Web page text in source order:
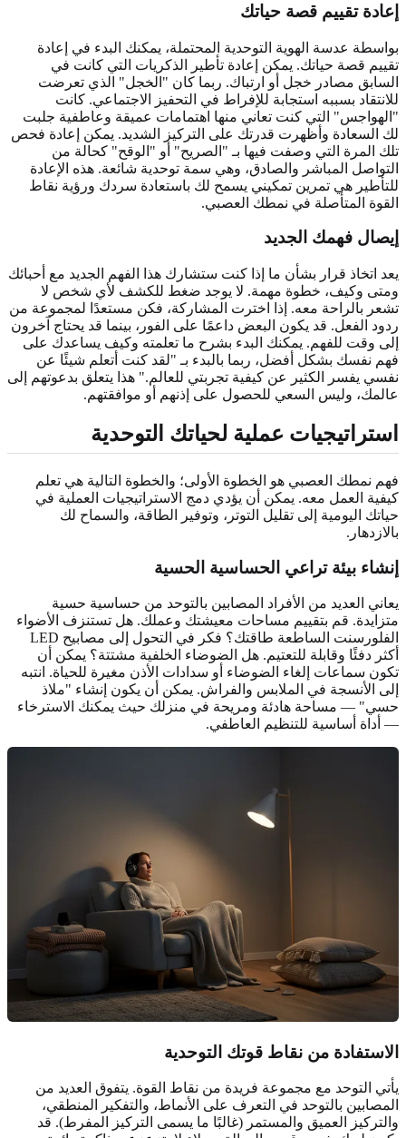
إعادة تقييم قصة حياتك
بواسطة عدسة الهوية التوحدية المحتملة، يمكنك البدء في إعادة
تقييم قصة حياتك. يمكن إعادة تأطير الذكريات التي كانت في
السابق مصادر خجل أو ارتباك. ربما كان "الخجل" الذي تعرضت
للانتقاد بسببه استجابة للإفراط في التحفيز الاجتماعي. كانت
"الهواجس" التي كنت تعاني منها اهتمامات عميقة وعاطفية جلبت
لك السعادة وأظهرت قدرتك على التركيز الشديد. يمكن إعادة فحص
تلك المرة التي وصفت فيها بـ "الصريح" أو "الوقح" كحالة من
التواصل المباشر والصادق، وهي سمة توحدية شائعة. هذه الإعادة
للتأطير هي تمرين تمكيني يسمح لك باستعادة سردك ورؤية نقاط
القوة المتأصلة في نمطك العصبي.
إيصال فهمك الجديد
يعد اتخاذ قرار بشأن ما إذا كنت ستشارك هذا الفهم الجديد مع أحبائك
ومتى وكيف، خطوة مهمة. لا يوجد ضغط للكشف لأي شخص لا
تشعر بالراحة معه. إذا اخترت المشاركة، فكن مستعدًا لمجموعة من
ردود الفعل. قد يكون البعض داعمًا على الفور، بينما قد يحتاج آخرون
إلى وقت للفهم. يمكنك البدء بشرح ما تعلمته وكيف يساعدك على
فهم نفسك بشكل أفضل، ربما بالبدء بـ "لقد كنت أتعلم شيئًا عن
نفسي يفسر الكثير عن كيفية تجربتي للعالم." هذا يتعلق بدعوتهم إلى
عالمك، وليس السعي للحصول على إذنهم أو موافقتهم.
استراتيجيات عملية لحياتك التوحدية
فهم نمطك العصبي هو الخطوة الأولى؛ والخطوة التالية هي تعلم
كيفية العمل معه. يمكن أن يؤدي دمج الاستراتيجيات العملية في
حياتك اليومية إلى تقليل التوتر، وتوفير الطاقة، والسماح لك
بالازدهار.
إنشاء بيئة تراعي الحساسية الحسية
يعاني العديد من الأفراد المصابين بالتوحد من حساسية حسية
متزايدة. قم بتقييم مساحات معيشتك وعملك. هل تستنزف الأضواء
الفلورسنت الساطعة طاقتك؟ فكر في التحول إلى مصابيح LED
أكثر دفئًا وقابلة للتعتيم. هل الضوضاء الخلفية مشتتة؟ يمكن أن
تكون سماعات إلغاء الضوضاء أو سدادات الأذن مغيرة للحياة. انتبه
إلى الأنسجة في الملابس والفراش. يمكن أن يكون إنشاء "ملاذ
حسي" — مساحة هادئة ومريحة في منزلك حيث يمكنك الاسترخاء
— أداة أساسية للتنظيم العاطفي.
الاستفادة من نقاط قوتك التوحدية
يأتي التوحد مع مجموعة فريدة من نقاط القوة. يتفوق العديد من
المصابين بالتوحد في التعرف على الأنماط، والتفكير المنطقي،
والتركيز العميق والمستمر (غالبًا ما يسمى التركيز المفرط). قد